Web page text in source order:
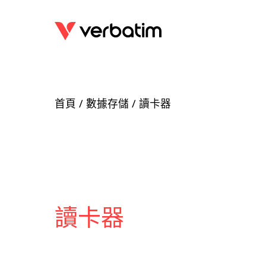
首頁 / 數據存儲 / 讀卡器
讀卡器